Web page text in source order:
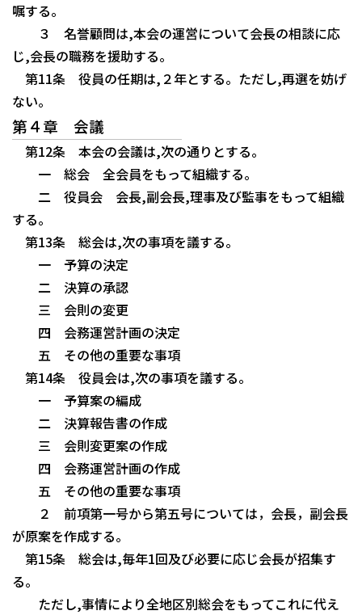
嘱する。
３ 名誉顧問は,本会の運営について会長の相談に応
じ,会長の職務を援助する。
第11条 役員の任期は,２年とする。ただし,再選を妨げ
ない。
第４章 会議
第12条 本会の会議は,次の通りとする。
一 総会 全会員をもって組織する。
二 役員会 会長,副会長,理事及び監事をもって組織
する。
第13条 総会は,次の事項を議する。
一 予算の決定
二 決算の承認
三 会則の変更
四 会務運営計画の決定
五 その他の重要な事項
第14条 役員会は,次の事項を議する。
一 予算案の編成
二 決算報告書の作成
三 会則変更案の作成
四 会務運営計画の作成
五 その他の重要な事項
２ 前項第一号から第五号については，会長，副会長
が原案を作成する。
第15条 総会は,毎年1回及び必要に応じ会長が招集す
る。
ただし,事情により全地区別総会をもってこれに代え